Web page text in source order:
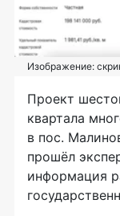
Изображение:
Проект
квартала
в пос.
прошёл
информация